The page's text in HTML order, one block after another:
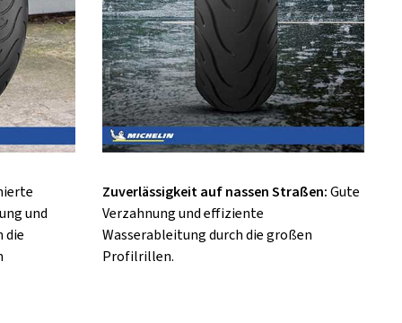
und
die
Zuverlässigkeit auf nassen Straßen:Gute
Verzahnung und effiziente
Wasserableitung durch die großen
Profilrillen.